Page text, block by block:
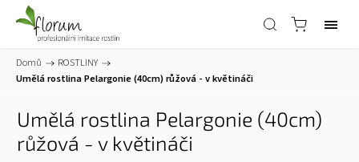
Domů / ROSTLINY /
Umělá rostlina Pelargonie (40cm) růžová - v květináči
Umělá rostlina Pelargonie (40cm)
růžová - v květináči